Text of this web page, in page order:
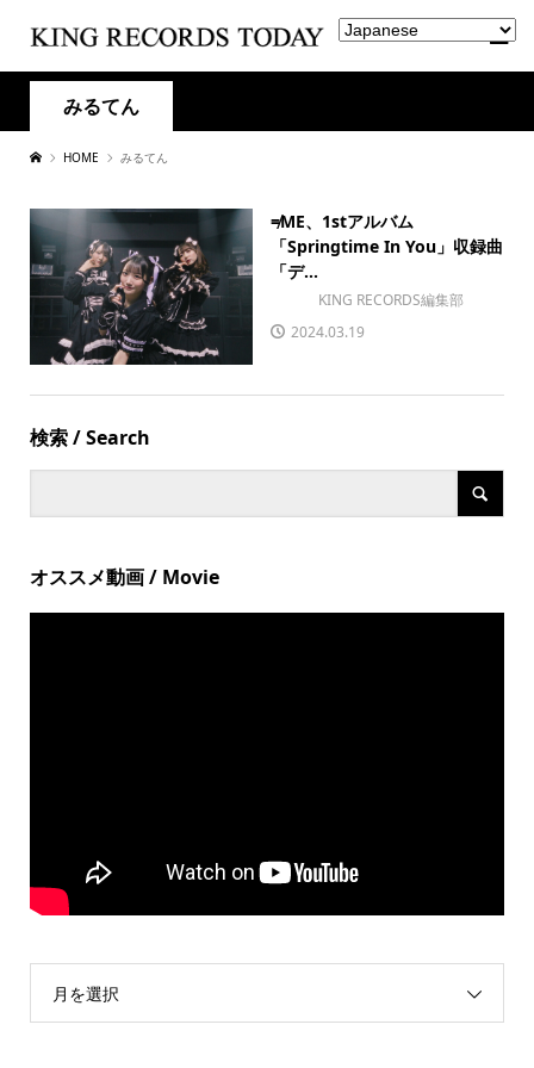
みるてん
HOME みるてん
≠ME、1stアルバム
「Springtime In You」収録曲
「デ...
KING RECORDS編集部
2024.03.19
検索 / Search
オススメ動画 / Movie
月を選択